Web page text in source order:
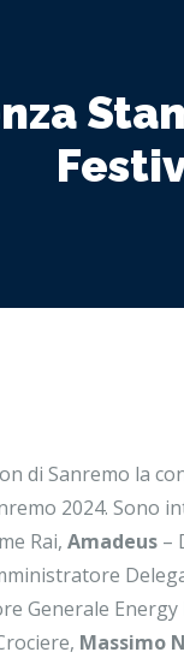
di Sanremo la
2024. Sono
Rai, Amadeus –
Generale Energy
Massimo